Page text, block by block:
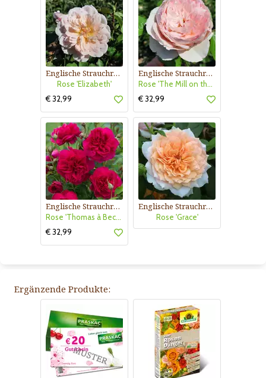
Englische Strauchrose
Rose 'Elizabeth'
€ 32,99
Englische Strauchrose
Rose 'The Mill on the Floss'
€ 32,99
Englische Strauchrose
Rose 'Thomas à Becket'
€ 32,99
Englische Strauchrose
Rose 'Grace'
Ergänzende Produkte: